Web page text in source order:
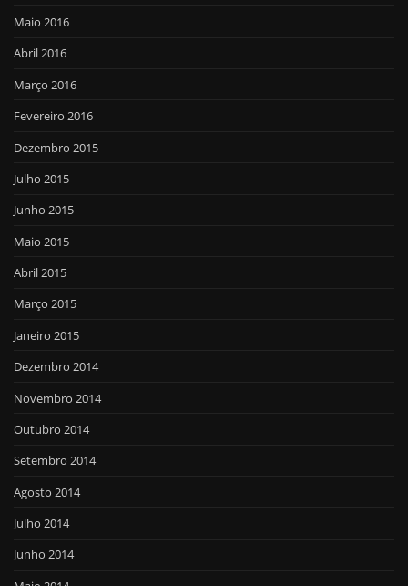
Maio 2016
Abril 2016
Março 2016
Fevereiro 2016
Dezembro 2015
Julho 2015
Junho 2015
Maio 2015
Abril 2015
Março 2015
Janeiro 2015
Dezembro 2014
Novembro 2014
Outubro 2014
Setembro 2014
Agosto 2014
Julho 2014
Junho 2014